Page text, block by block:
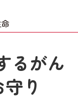
るがん
り